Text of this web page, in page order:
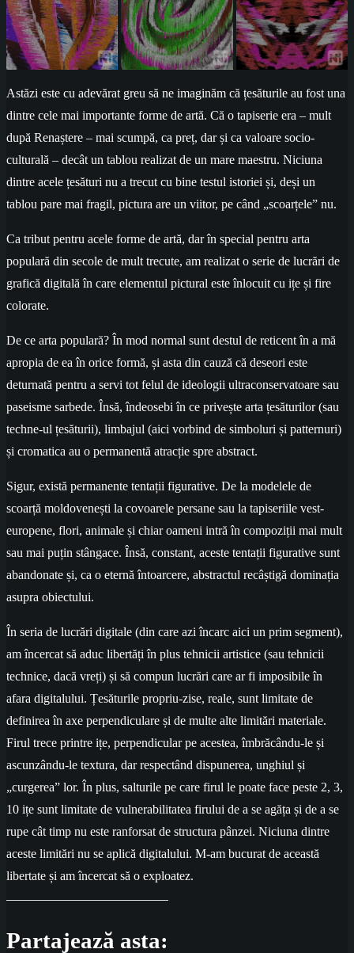
Astăzi este cu adevărat greu să ne imaginăm că țesăturile au fost una
dintre cele mai importante forme de artă. Că o tapiserie era – mult
după Renaștere – mai scumpă, ca preț, dar și ca valoare socio-
culturală – decât un tablou realizat de un mare maestru. Niciuna
dintre acele țesături nu a trecut cu bine testul istoriei și, deși un
tablou pare mai fragil, pictura are un viitor, pe când „scoarțele” nu.
Ca tribut pentru acele forme de artă, dar în special pentru arta
populară din secole de mult trecute, am realizat o serie de lucrări de
grafică digitală în care elementul pictural este înlocuit cu ițe și fire
colorate.
De ce arta populară? În mod normal sunt destul de reticent în a mă
apropia de ea în orice formă, și asta din cauză că deseori este
deturnată pentru a servi tot felul de ideologii ultraconservatoare sau
paseisme sarbede. Însă, îndeosebi în ce privește arta țesăturilor (sau
techne-ul țesăturii), limbajul (aici vorbind de simboluri și patternuri)
și cromatica au o permanentă atracție spre abstract.
Sigur, există permanente tentații figurative. De la modelele de
scoarță moldovenești la covoarele persane sau la tapiseriile vest-
europene, flori, animale și chiar oameni intră în compoziții mai mult
sau mai puțin stângace. Însă, constant, aceste tentații figurative sunt
abandonate și, ca o eternă întoarcere, abstractul recâștigă dominația
asupra obiectului.
În seria de lucrări digitale (din care azi încarc aici un prim segment),
am încercat să aduc libertăți în plus tehnicii artistice (sau tehnicii
technice, dacă vreți) și să compun lucrări care ar fi imposibile în
afara digitalului. Țesăturile propriu-zise, reale, sunt limitate de
definirea în axe perpendiculare și de multe alte limitări materiale.
Firul trece printre ițe, perpendicular pe acestea, îmbrăcându-le și
ascunzându-le textura, dar respectând dispunerea, unghiul și
„curgerea” lor. În plus, salturile pe care firul le poate face peste 2, 3,
10 ițe sunt limitate de vulnerabilitatea firului de a se agăța și de a se
rupe cât timp nu este ranforsat de structura pânzei. Niciuna dintre
aceste limitări nu se aplică digitalului. M-am bucurat de această
libertate și am încercat să o exploatez.
Partajează asta: